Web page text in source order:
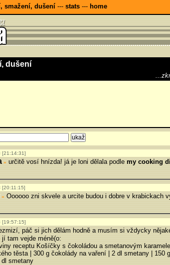
smažení, dušení --- stats --- home
dušení
[21:14:31]
» určitě vosí hnízda! já je loni dělala podle my cooking
[20:11:15]
» Oooooo zni skvele a urcite budou i dobre v krabickach
[19:57:15]
páč si jich dělám hodně a musím si vždycky
jí tam vejde méně(o:
receptu Košíčky s čokoládou a smetanovým
těsta | 300 g čokolády na vaření | 2 dl smetany |
dl smetany